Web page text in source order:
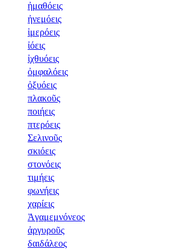
ἠμαθόεις
ἠνεμόεις
ἱμερόεις
ἰόεις
ἰχθυόεις
ὀμφαλόεις
ὀξυόεις
πλακοῦς
ποιήεις
πτερόεις
Σελινοῦς
σκιόεις
στονόεις
τιμήεις
φωνήεις
χαρίεις
Ἀγαμεμνόνεος
ἀργυροῦς
δαιδάλεος